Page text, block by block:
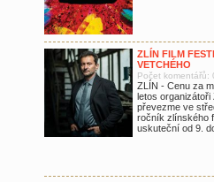
ZLÍN FILM
VETCHÉHO
Počet komentářů:
ZLÍN - Cenu za
letos organizátoři
převezme ve
ročník zlínského
uskuteční od 9.